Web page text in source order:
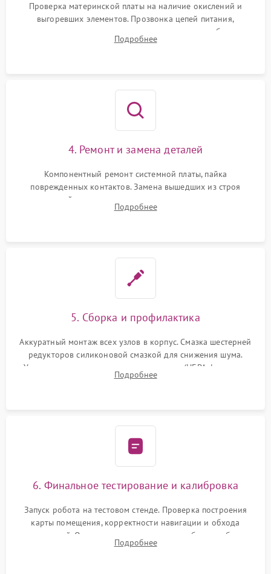
Проверка материнской платы на наличие окислений и
выгоревших элементов. Прозвонка цепей питания,
тестирование приводных моторов колес и турбины
всасывания. Оценка состояния оптических и инфракрасных
Подробнее
4. Ремонт и замена деталей
Компонентный ремонт системной платы, пайка
поврежденных контактов. Замена вышедших из строя
двигателей, изношенного аккумулятора, неисправного
лидара или помпы подачи воды. Восстановление шлейфов и
Подробнее
5. Сборка и профилактика
Аккуратный монтаж всех узлов в корпус. Смазка шестерней
редукторов силиконовой смазкой для снижения шума.
Установка новых расходных материалов (HEPA-фильтров,
микрофибры, щеток). Надежная фиксация разъемов и
Подробнее
6. Финальное тестирование и калибровка
Запуск робота на тестовом стенде. Проверка построения
карты помещения, корректности навигации и обхода
препятствий. Оценка силы всасывания и работы турбины.
Тестирование автоматического возврата на док-станцию и
Подробнее